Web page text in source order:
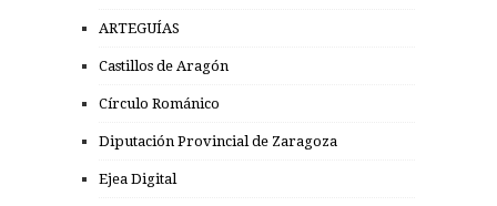
ARTEGUÍAS
Castillos de Aragón
Círculo Románico
Diputación Provincial de Zaragoza
Ejea Digital